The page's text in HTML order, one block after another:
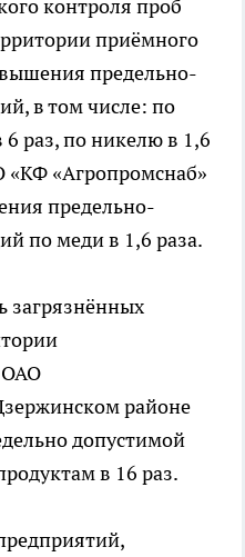
контроля проб
приёмного
предельно-
в том числе: по
раз, по никелю в 1,6
«КФ «Агропромснаб»
предельно-
по меди в 1,6 раза.
загрязнённых
ОАО
районе
допустимой
в 16 раз.